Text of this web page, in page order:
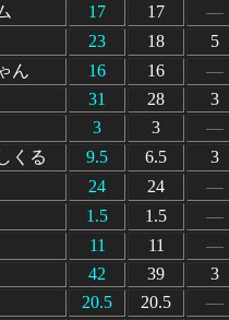
17 17 ―
23 18 5
ん 16 16 ―
31 28 3
3 3 ―
くる 9.5 6.5 3
24 24 ―
1.5 1.5 ―
11 11 ―
42 39 3
20.5 20.5 ―